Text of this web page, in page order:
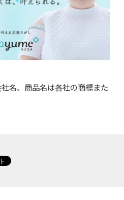
名、商品名は各社の商標また